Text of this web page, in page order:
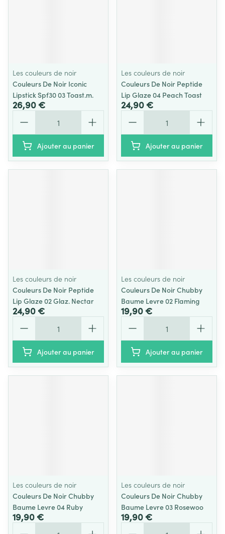
Les couleurs de noir
Couleurs De Noir Iconic
Lipstick Spf30 03 Toast.m.
26,90 €
Ajouter au panier
Les couleurs de noir
Couleurs De Noir Peptide
Lip Glaze 04 Peach Toast
24,90 €
Ajouter au panier
Les couleurs de noir
Couleurs De Noir Peptide
Lip Glaze 02 Glaz. Nectar
24,90 €
Ajouter au panier
Les couleurs de noir
Couleurs De Noir Chubby
Baume Levre 02 Flaming
19,90 €
Ajouter au panier
Les couleurs de noir
Couleurs De Noir Chubby
Baume Levre 04 Ruby
19,90 €
Les couleurs de noir
Couleurs De Noir Chubby
Baume Levre 03 Rosewoo
19,90 €